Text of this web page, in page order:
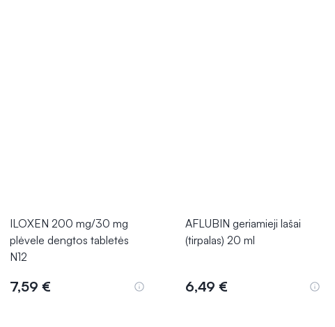
ILOXEN 200 mg/30 mg
plėvele dengtos tabletės
N12
7,59 €
AFLUBIN geriamieji lašai
(tirpalas) 20 ml
6,49 €